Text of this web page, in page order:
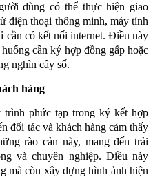
dùng có thể thực hiện giao
điện thoại thông minh, máy tính
cần có kết nối internet. Điều này
cần ký hợp đồng gấp hoặc
nghìn cây số.
hàng
phức tạp trong ký kết hợp
đối tác và khách hàng cảm thấy
rào cản này, mang đến trải
và chuyên nghiệp. Điều này
mà còn xây dựng hình ảnh hiện